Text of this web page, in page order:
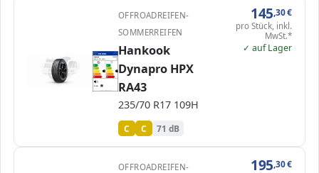
ENERG 2068603
Hankook
1034863
235/70 R17 109H
C1
A
B
C C
D
E
A
B
C C
D
E
71 dB
OFFROADREIFEN-
SOMMERREIFEN
Hankook
Dynapro HPX
RA43
235/70 R17 109H
C C 71 dB
145,30€
pro Stück, inkl.
MwSt.*
✓ auf Lager
OFFROADREIFEN-
195,30€